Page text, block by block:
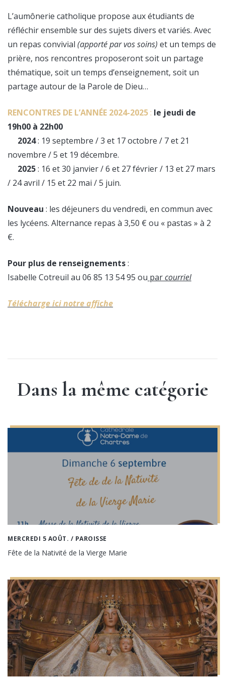
L’aumônerie catholique propose aux étudiants de
réfléchir ensemble sur des sujets divers et variés. Avec
un repas convivial (apporté par vos soins) et un temps de
prière, nos rencontres proposeront soit un partage
thématique, soit un temps d’enseignement, soit un
partage autour de la Parole de Dieu…
RENCONTRES DE L’ANNÉE 2024-2025 : le jeudi de
19h00 à 22h00
2024: 19 septembre / 3 et 17 octobre / 7 et 21
novembre / 5 et 19 décembre.
2025: 16 et 30 janvier / 6 et 27 février / 13 et 27 mars
/ 24 avril / 15 et 22 mai / 5 juin.
Nouveau : les déjeuners du vendredi, en commun avec
les lycéens. Alternance repas à 3,50 € ou « pastas » à 2
€.
Pour plus de renseignements:
Isabelle Cotreuil au 06 85 13 54 95 ou parcourriel
Télécharge ici notre affiche
Dans la même catégorie
MERCREDI 5 AOÛT. / PAROISSE
Fête de la Nativité de la Vierge Marie